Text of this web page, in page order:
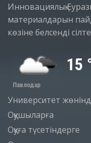
Инновациялық
материалдарын
көзіне белсенді
Университет
Оқушыларға
Оқуға түсетіндерге